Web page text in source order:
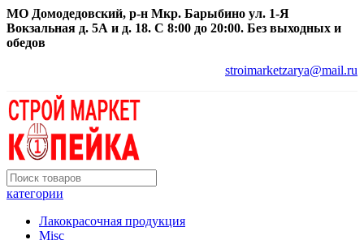
МО Домодедовский, р-н Мкр. Барыбино ул. 1-Я
Вокзальная д. 5А и д. 18. С 8:00 до 20:00. Без выходных и
обедов
stroimarketzarya@mail.ru
категории
Лакокрасочная продукция
Misc